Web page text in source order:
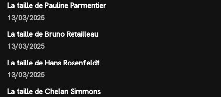
La taille de Pauline Parmentier
13/03/2025
La taille de Bruno Retailleau
13/03/2025
La taille de Hans Rosenfeldt
13/03/2025
La taille de Chelan Simmons